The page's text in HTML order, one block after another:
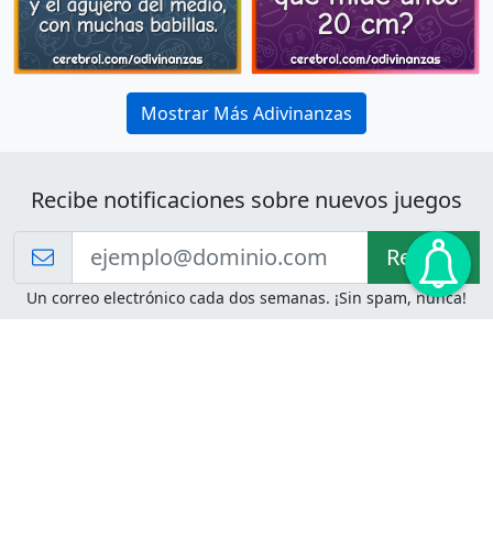
Mostrar Más Adivinanzas
Recibe notificaciones sobre nuevos juegos
Recibir!
Un correo electrónico cada dos semanas. ¡Sin spam, nunca!